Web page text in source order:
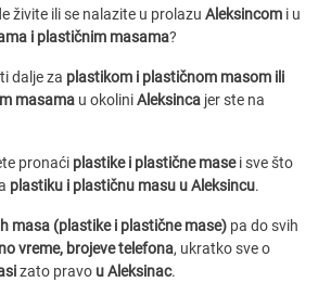
živite ili se nalazite u prolazu Aleksincom i u
i plastičnim masama?
dalje za plastikom i plastičnom masom ili
masama u okoliniAleksinca jer ste na
pronaći plastike i plastične masei sve što
plastiku i plastičnu masu u Aleksincu.
masa (plastike i plastične mase) pa do svih
vreme, brojeve telefona, ukratko sve o
zato pravo u Aleksinac.